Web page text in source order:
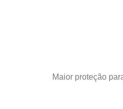
Maior proteção